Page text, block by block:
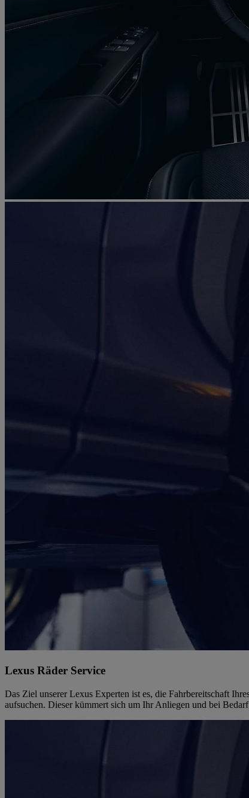
Lexus Räder Service
Das Ziel unserer Lexus Experten ist es, die Fahrbereitschaft
aufsuchen. Dieser kümmert sich um Ihr Anliegen und bei